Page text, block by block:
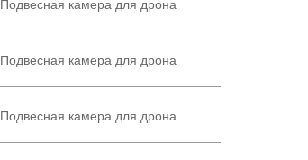
Подвесная камера для дрона
Подвесная камера для дрона
Подвесная камера для дрона